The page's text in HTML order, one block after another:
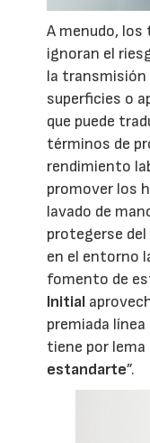
A menudo, los
ignoran el
la transmisión
superficies o
que puede
términos de
rendimiento
promover los
lavado de
protegerse
en el entorno
fomento de
Initial
premiada
tiene por lema
estandarte”.